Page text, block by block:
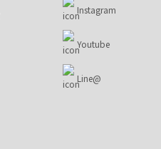
Instagram
Youtube
Line@